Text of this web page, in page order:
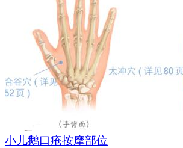
小儿鹅口疮按摩部位